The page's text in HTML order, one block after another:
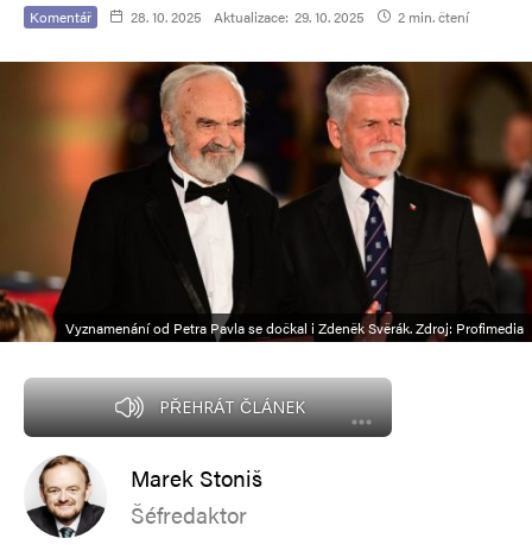
Komentář 28. 10. 2025 Aktualizace: 29. 10. 2025 2 min. čtení
Vyznamenání od Petra Pavla se dočkal i Zdeněk Svěrák. Zdroj: Profimedia
PŘEHRÁT ČLÁNEK
Marek Stoniš
Šéfredaktor